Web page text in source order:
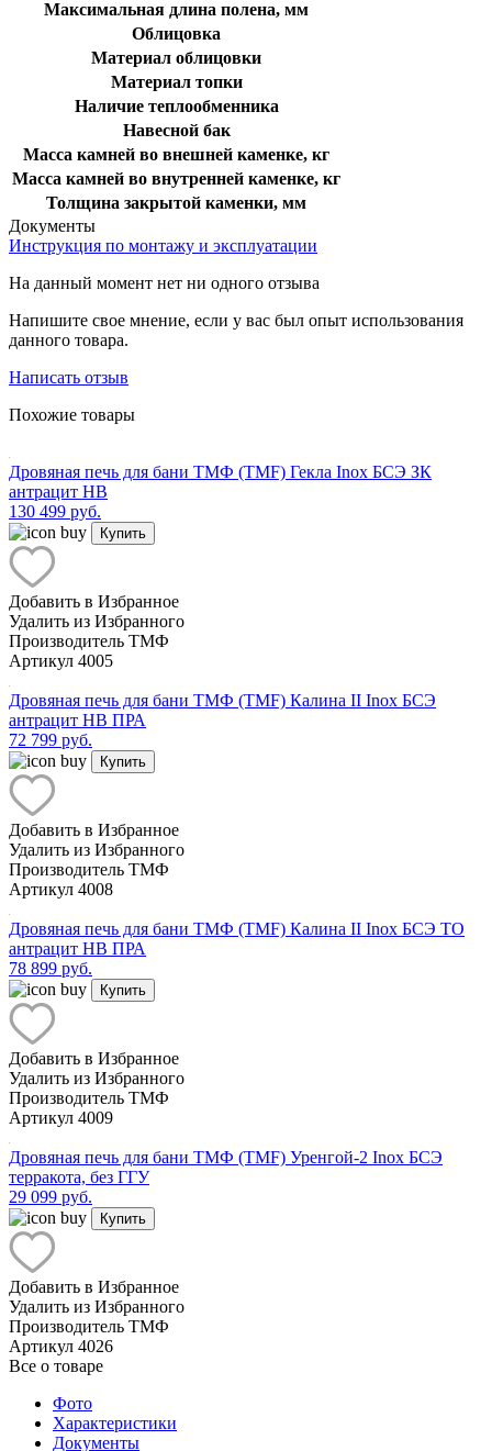
Максимальная длина полена, мм
Облицовка
Материал облицовки
Материал топки
Наличие теплообменника
Навесной бак
Масса камней во внешней каменке, кг
Масса камней во внутренней каменке, кг
Толщина закрытой каменки, мм
Документы
Инструкция по монтажу и эксплуатации
На данный момент нет ни одного отзыва
Напишите свое мнение, если у вас был опыт использования
данного товара.
Написать отзыв
Похожие товары
Дровяная печь для бани ТМФ (TMF) Гекла Inox БСЭ ЗК
антрацит НВ
130 499 руб.
Купить
Добавить в Избранное
Удалить из Избранного
Производитель ТМФ
Артикул 4005
Дровяная печь для бани ТМФ (TMF) Калина II Inox БСЭ
антрацит НВ ПРА
72 799 руб.
Купить
Добавить в Избранное
Удалить из Избранного
Производитель ТМФ
Артикул 4008
Дровяная печь для бани ТМФ (TMF) Калина II Inox БСЭ ТО
антрацит НВ ПРА
78 899 руб.
Купить
Добавить в Избранное
Удалить из Избранного
Производитель ТМФ
Артикул 4009
Дровяная печь для бани ТМФ (TMF) Уренгой-2 Inox БСЭ
терракота, без ГГУ
29 099 руб.
Купить
Добавить в Избранное
Удалить из Избранного
Производитель ТМФ
Артикул 4026
Все о товаре
Фото
Характеристики
Документы